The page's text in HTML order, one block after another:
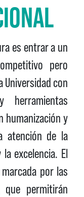
es entrar a un
pero
Universidad con
humanización y
atención de la
excelencia. El
por las
permitirán